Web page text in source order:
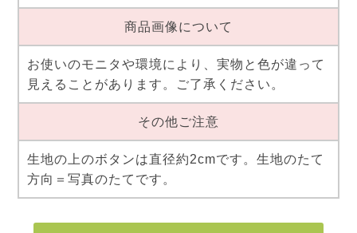
商品画像について
お使いのモニタや環境により、実物と色が違って
見えることがあります。ご了承ください。
その他ご注意
生地の上のボタンは直径約2cmです。生地のたて
方向＝写真のたてです。